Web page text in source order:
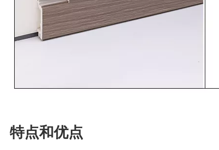
特点和优点